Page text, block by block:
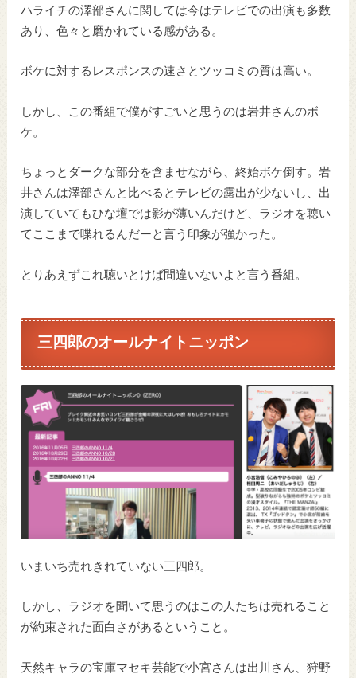
ハライチの澤部さんに関しては今はテレビでの出演も多数
あり、色々と磨かれている感がある。
ボケに対するレスポンスの速さとツッコミの質は高い。
しかし、この番組で僕がすごいと思うのは岩井さんのボ
ケ。
ちょっとダークな部分を含ませながら、終始ボケ倒す。岩
井さんは澤部さんと比べるとテレビの露出が少ないし、出
演していてもひな壇では影が薄いんだけど、ラジオを聴い
てここまで喋れるんだーと言う印象が強かった。
とりあえずこれ聴いとけば間違いないよと言う番組。
三四郎のオールナイトニッポン
いまいち売れきれていない三四郎。
しかし、ラジオを聞いて思うのはこの人たちは売れること
が約束された面白さがあるということ。
天然キャラの宝庫マセキ芸能で小宮さんは出川さん、狩野